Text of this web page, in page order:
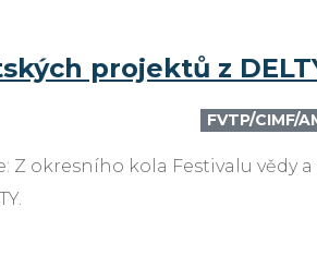
projektů z
FVTP/CIMF/
Z okresního kola Festivalu